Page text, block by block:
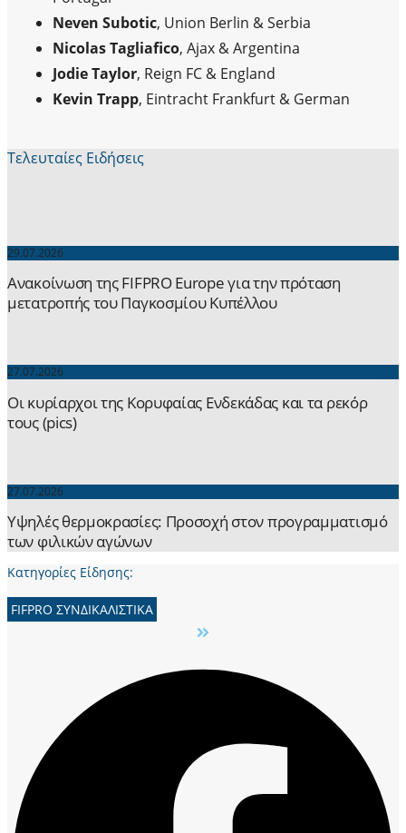
Neven Subotic, Union Berlin & Serbia
Nicolas Tagliafico, Ajax & Argentina
Jodie Taylor, Reign FC & England
Kevin Trapp, Eintracht Frankfurt & German
Τελευταίες Ειδήσεις
29.07.2026
Ανακοίνωση της FIFPRO Europe για την πρόταση
μετατροπής του Παγκοσμίου Κυπέλλου
27.07.2026
Οι κυρίαρχοι της Κορυφαίας Ενδεκάδας και τα ρεκόρ
τους (pics)
27.07.2026
Yψηλές θερμοκρασίες: Προσοχή στον προγραμματισμό
των φιλικών αγώνων
Κατηγορίες Είδησης:
FIFPRO ΣΥΝΔΙΚΑΛΙΣΤΙΚΑ